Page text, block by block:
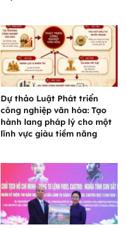
Dự thảo Luật Phát triển
công nghiệp văn hóa: Tạo
hành lang pháp lý cho một
lĩnh vực giàu tiềm năng